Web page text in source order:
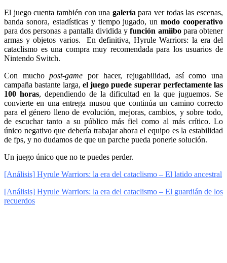
El juego cuenta también con una galería para ver todas las escenas,
banda sonora, estadísticas y tiempo jugado, unmodo cooperativo
para dos personas a pantalla dividida yfunción amiibopara obtener
armas y objetos varios. En definitiva, Hyrule Warriors: la era del
cataclismo es una compra muy recomendada para los usuarios de
Nintendo Switch.
Con muchopost-game por hacer, rejugabilidad, así como una
campaña bastante larga, el juego puede superar perfectamente las
100 horas, dependiendo de la dificultad en la que juguemos. Se
convierte en una entrega musou que continúa un camino correcto
para el género lleno de evolución, mejoras, cambios, y sobre todo,
de escuchar tanto a su público más fiel como al más crítico. Lo
único negativo que debería trabajar ahora el equipo es la estabilidad
de fps, y no dudamos de que un parche pueda ponerle solución.
Un juego único que no te puedes perder.
[Análisis] Hyrule Warriors: la era del cataclismo – El latido ancestral
[Análisis] Hyrule Warriors: la era del cataclismo – El guardián de los
recuerdos